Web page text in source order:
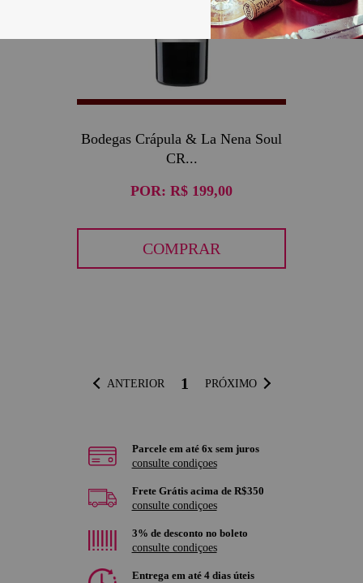
Bodegas Crápula & La Nena Soul
CR...
POR: R$ 199,00
COMPRAR
ANTERIOR 1 PRÓXIMO
Parcele em até 6x sem juros
consulte condiçoes
Frete Grátis acima de R$350
consulte condiçoes
3% de desconto no boleto
consulte condiçoes
Entrega em até 4 dias úteis